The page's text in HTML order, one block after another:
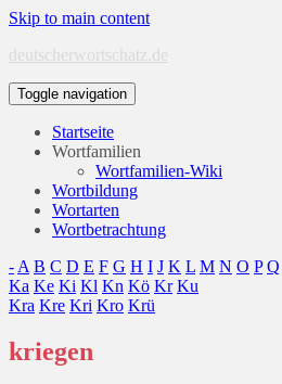
Skip to main content
deutscherwortschatz.de
Toggle navigation
Startseite
Wortfamilien
Wortfamilien-Wiki
Wortbildung
Wortarten
Wortbetrachtung
- A B C D E F G H I J K L M N O P Q
Ka Ke Ki Kl Kn Kö Kr Ku
Kra Kre Kri Kro Krü
kriegen